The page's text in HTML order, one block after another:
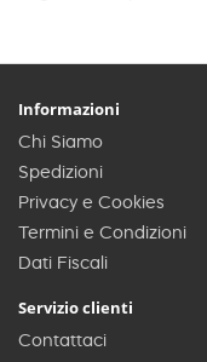
Informazioni
Chi Siamo
Spedizioni
Privacy e Cookies
Termini e Condizioni
Dati Fiscali
Servizio clienti
Contattaci